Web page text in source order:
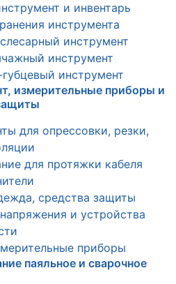
и инвентарь
инструмента
инструмент
инструмент
инструмент
измерительные приборы и
для опрессовки, резки,
для протяжки кабеля
средства защиты
и устройства
приборы
паяльное и сварочное